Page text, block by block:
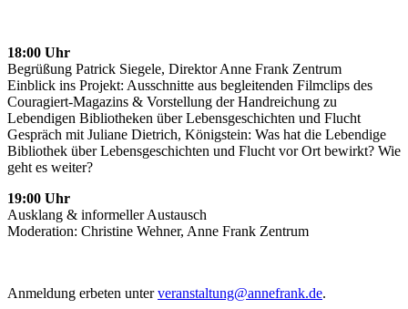
18:00 Uhr
Begrüßung Patrick Siegele, Direktor Anne Frank Zentrum
Einblick ins Projekt: Ausschnitte aus begleitenden Filmclips des
Couragiert-Magazins & Vorstellung der Handreichung zu
Lebendigen Bibliotheken über Lebensgeschichten und Flucht
Gespräch mit Juliane Dietrich, Königstein: Was hat die Lebendige
Bibliothek über Lebensgeschichten und Flucht vor Ort bewirkt? Wie
geht es weiter?
19:00 Uhr
Ausklang & informeller Austausch
Moderation: Christine Wehner, Anne Frank Zentrum
Anmeldung erbeten unterveranstaltung@annefrank.de.